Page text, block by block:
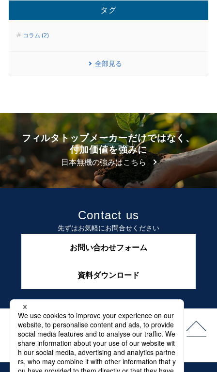
タグ
コラム (2)
全部見る
フィルタトップメーカーだけではなく、
付加価値を強みに
日本無機の強みはこちら
Contact us
先ずはお気軽にお問合せください
お問い合わせフォーム
資料ダウンロード